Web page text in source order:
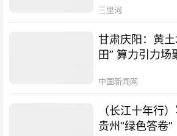
三里河
甘肃庆阳：黄
田” 算力引力场
中国新闻网
（长江十年行
贵州“绿色答卷”